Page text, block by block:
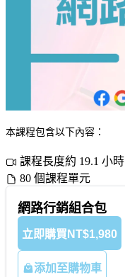
本課程包含以下內容：
課程長度約 19.1 小時
80 個課程單元
網路行銷組合包
立即購買 NT$1,980
添加至購物車